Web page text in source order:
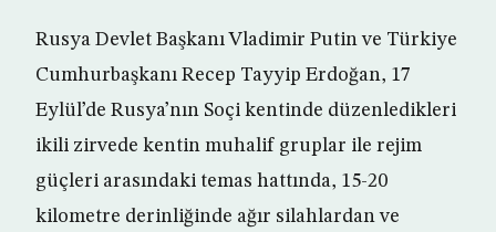
Rusya Devlet Başkanı Vladimir Putin ve Türkiye
Cumhurbaşkanı Recep Tayyip Erdoğan, 17
Eylül’de Rusya’nın Soçi kentinde düzenledikleri
ikili zirvede kentin muhalif gruplar ile rejim
güçleri arasındaki temas hattında, 15-20
kilometre derinliğinde ağır silahlardan ve